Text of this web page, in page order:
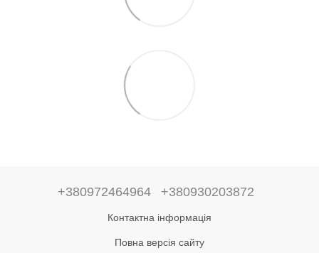
+380972464964 +380930203872
Контактна інформація
Повна версія сайту